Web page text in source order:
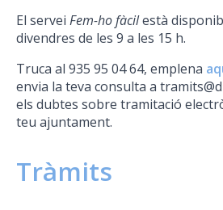
El servei Fem-ho fàcilestà
divendres de les 9 a les 15 h.
Truca al 935 95 04 64, emplena
envia la teva consulta a
els dubtes sobre tramitació
teu ajuntament.
Tràmits